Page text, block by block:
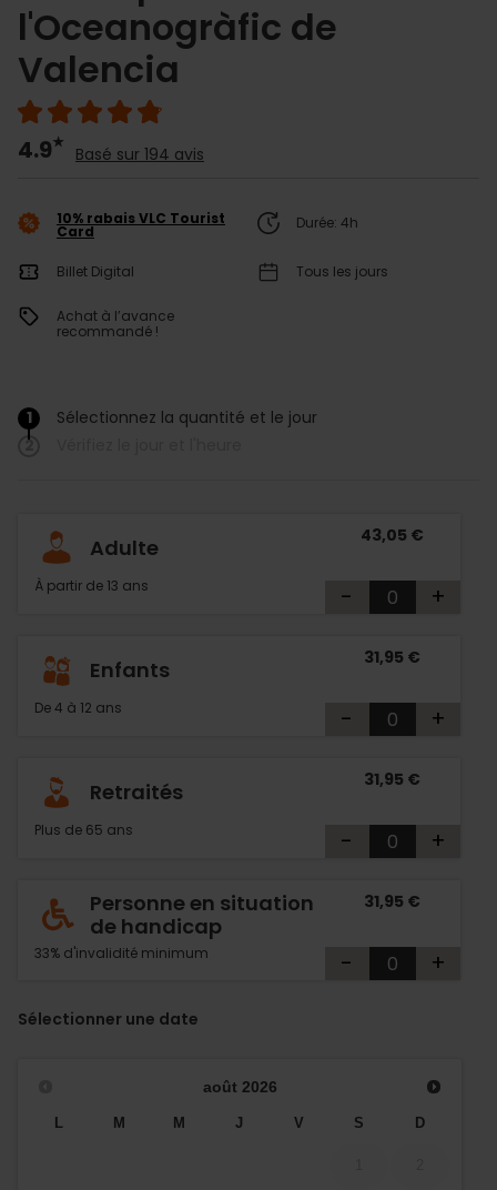
l'Oceanogràfic de
Valencia
4.9 Basé sur 194 avis
10% rabais VLC Tourist
Card Durée: 4h
Billet Digital Tous les jours
Achat à l’avance
recommandé !
1 Sélectionnez la quantité et le jour
/
2
Adulte
À partir de 13 ans
43,05 €
- +
Enfants
De 4 à 12 ans
31,95 €
- +
Retraités
Plus de 65 ans
31,95 €
- +
Personne en situation
de handicap
33% d'invalidité minimum
31,95 €
- +
Sélectionner une date
août 2026
M M J V S D